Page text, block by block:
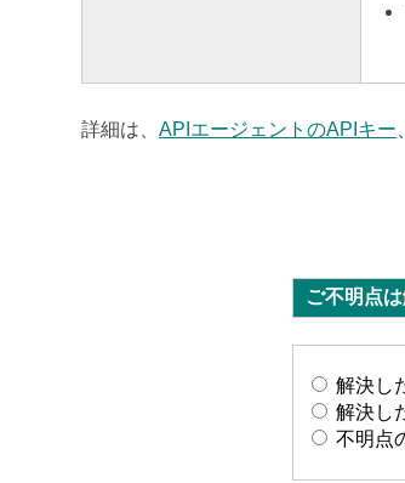
詳細は、APIエージェントのAPIキー